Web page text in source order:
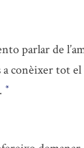
parlar de
conèixer tot
*